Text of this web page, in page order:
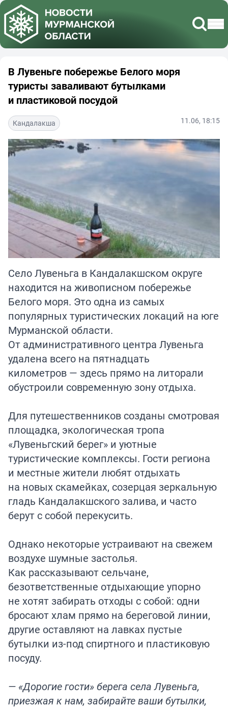
В Лувеньге побережье Белого моря
туристы заваливают бутылками
и пластиковой посудой
Кандалакша 11.06, 18:15
Село Лувеньга в Кандалакшском округе
находится на живописном побережье
Белого моря. Это одна из самых
популярных туристических локаций на юге
Мурманской области.
От административного центра Лувеньга
удалена всего на пятнадцать
километров — здесь прямо на литорали
обустроили современную зону отдыха.
Для путешественников созданы смотровая
площадка, экологическая тропа
«Лувеньгский берег» и уютные
туристические комплексы. Гости региона
и местные жители любят отдыхать
на новых скамейках, созерцая зеркальную
гладь Кандалакшского залива, и часто
берут с собой перекусить.
Однако некоторые устраивают на свежем
воздухе шумные застолья.
Как рассказывают сельчане,
безответственные отдыхающие упорно
не хотят забирать отходы с собой: одни
бросают хлам прямо на береговой линии,
другие оставляют на лавках пустые
бутылки из-под спиртного и пластиковую
посуду.
— «Дорогие гости» берега села Лувеньга,
приезжая к нам, забирайте ваши бутылки,